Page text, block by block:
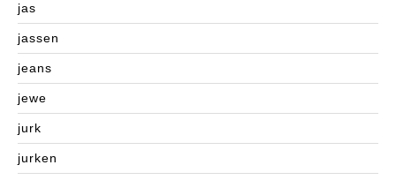
jas
jassen
jeans
jewe
jurk
jurken